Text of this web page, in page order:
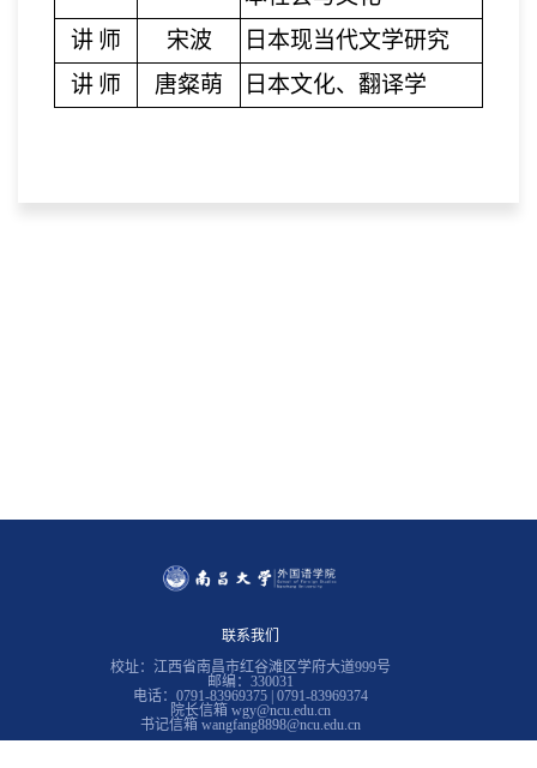
讲 师 宋波
日本现当代文学研究
讲 师 唐粲萌 日本文化、翻译学
联系我们
校址：江西省南昌市红谷滩区学府大道999号
邮编：330031
电话：0791-83969375 | 0791-83969374
院长信箱 wgy@ncu.edu.cn
书记信箱 wangfang8898@ncu.edu.cn